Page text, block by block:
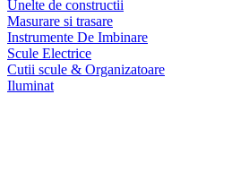
Unelte de constructii
Masurare si trasare
Instrumente De Imbinare
Scule Electrice
Cutii scule & Organizatoare
Iluminat